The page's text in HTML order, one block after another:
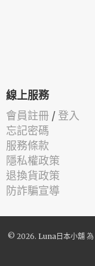
線上服務
會員註冊 / 登入
忘記密碼
服務條款
隱私權政策
退換貨政策
防詐騙宣導
© 2026. Luna日本小舖 為